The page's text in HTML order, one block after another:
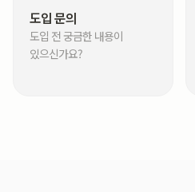
도입 문의
도입 전 궁금한 내용이
있으신가요?